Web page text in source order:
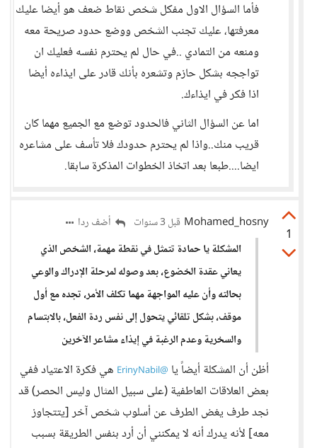
فأما السؤال الاول مفكل شخص نقاط ضعف هو أيضا عليك
معرفتها، عليك تجنب الشخص ووضع حدود صريحة معه
ومنعه من التمادي ..في حال لم يحترم نفسه فعليك ان
تواججه بشكل حازم وتشعره بأنك قادر على ايذاءه أيضا
اذا فكر في ايذاءك.
اما عن السؤال الثاني فالحدود توضع مع الجميع مهما كان
قريب منك..واذا لم يحترم حدودك فلا تأسف على مشاعره
ايضا....طبعا بعد اتخاذ الخطوات المذكرة سابقا.
1
Mohamed_hosny قبل 3 سنوات
أضف ردا
المشكلة يا حمادة تتمثل في نقطة مهمة، الشخص الذي
يعاني عقدة الخضوع، بعد وصوله لمرحلة الإدراك والوعي
بحالته وأن عليه المواجهة مهما تكلف الأمر، تجده مع أول
موقف، بشكل تلقائي يتحول إلى نفس ردة الفعل، بالابتسام
والسخرية وعدم الرغبة في إيذاء مشاعر الآخرين
أظن أن المشكلة أيضاً يا @ErinyNabil
هي فكرة الاعتياد ففي
بعض العلاقات العاطفية (على سبيل المثال وليس الحصر) قد
نجد طرف يغض الطرف عن أسلوب شخص آخر [يتتجاوز
معه] لأنه يدرك أنه لا يمكنني أن أرد بنفس الطريقة بسبب